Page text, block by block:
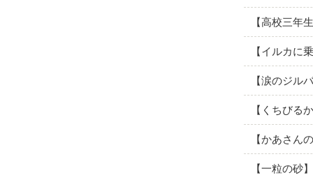
【高校三年
【イルカに
【涙のジル
【くちびる
【かあさん
【一粒の砂